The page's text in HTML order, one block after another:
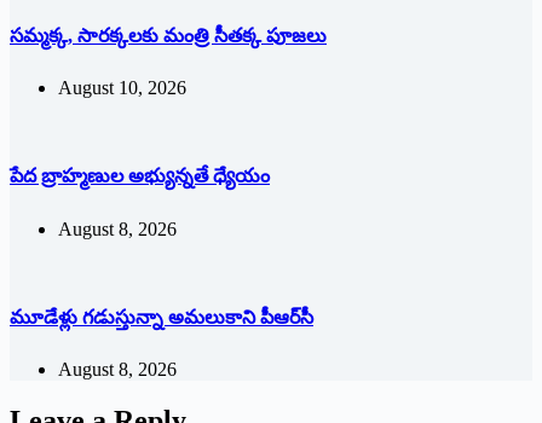
సమ్మక్క, సారక్కలకు మంత్రి సీతక్క పూజలు
August 10, 2026
పేద బ్రాహ్మణుల అభ్యున్నతే ధ్యేయం
August 8, 2026
మూడేళ్లు గ‌డుస్తున్నా అమ‌లుకాని పీఆర్‌సీ
August 8, 2026